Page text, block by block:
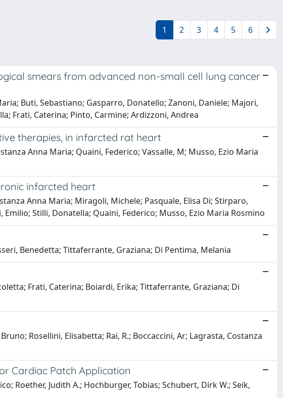
1 2 3 4 5 6
smears from advanced non-small cell lung cancer
Buti, Sebastiano; Gasparro, Donatello; Zanoni, Daniele; Majori,
Frati, Caterina; Pinto, Carmine; Ardizzoni, Andrea
therapies, in infarcted rat heart
Anna Maria; Quaini, Federico; Vassalle, M; Musso, Ezio Maria
infarcted heart
Anna Maria; Miragoli, Michele; Pasquale, Elisa Di; Stirparo,
Stilli, Donatella; Quaini, Federico; Musso, Ezio Maria Rosmino
Benedetta; Tittaferrante, Graziana; Di Pentima, Melania
Frati, Caterina; Boiardi, Erika; Tittaferrante, Graziana; Di
Rosellini, Elisabetta; Rai, R.; Boccaccini, Ar; Lagrasta, Costanza
Cardiac Patch Application
Roether, Judith A.; Hochburger, Tobias; Schubert, Dirk W.; Seik,